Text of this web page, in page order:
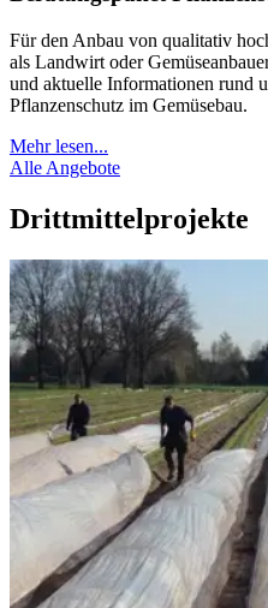
Für den Anbau von qualitativ
als Landwirt oder
und aktuelle Informationen rund
Pflanzenschutz im Gemüsebau.
Mehr lesen...
Alle Angebote
Drittmittelprojekte